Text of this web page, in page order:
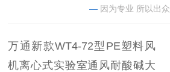
— 因为专业 所以出众
万通新款WT4-72型PE塑料风
机离心式实验室通风耐酸碱大